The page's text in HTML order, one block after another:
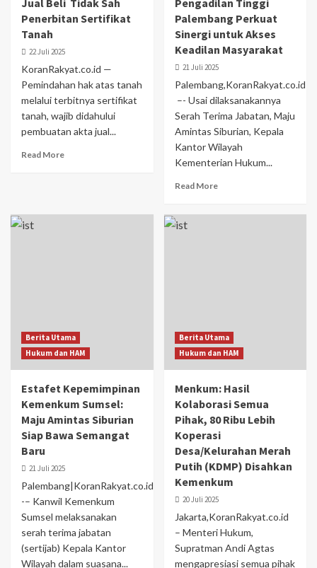
Jual Beli Tidak Sah
Penerbitan Sertifikat
Tanah
22 Juli 2025
KoranRakyat.co.id —
Pemindahan hak atas tanah
melalui terbitnya sertifikat
tanah, wajib didahului
pembuatan akta jual...
Read More
Pengadilan Tinggi
Palembang Perkuat
Sinergi untuk Akses
Keadilan Masyarakat
21 Juli 2025
Palembang,KoranRakyat.co.id
–- Usai dilaksanakannya
Serah Terima Jabatan, Maju
Amintas Siburian, Kepala
Kantor Wilayah
Kementerian Hukum...
Read More
Berita Utama
Hukum dan HAM
Estafet Kepemimpinan
Kemenkum Sumsel:
Maju Amintas Siburian
Siap Bawa Semangat
Baru
21 Juli 2025
Palembang|KoranRakyat.co.id
-– Kanwil Kemenkum
Sumsel melaksanakan
serah terima jabatan
(sertijab) Kepala Kantor
Wilayah dalam suasana...
Berita Utama
Hukum dan HAM
Menkum: Hasil
Kolaborasi Semua
Pihak, 80 Ribu Lebih
Koperasi
Desa/Kelurahan Merah
Putih (KDMP) Disahkan
Kemenkum
20 Juli 2025
Jakarta,KoranRakyat.co.id
– Menteri Hukum,
Supratman Andi Agtas
mengapresiasi semua pihak